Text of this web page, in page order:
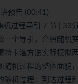
预告 (00:41)
机过程导引 7 节 | 33
一个导引，介绍随机
特卡洛方法实际模拟
随机过程的整体面貌
随机过程：到达过程